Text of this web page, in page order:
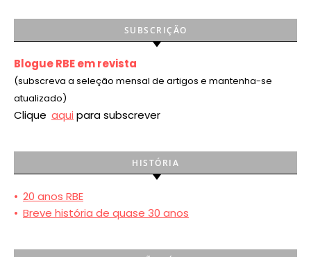
SUBSCRIÇÃO
Blogue RBE em revista
(subscreva a seleção mensal de artigos e mantenha-se
atualizado)
Clique aqui para subscrever
HISTÓRIA
• 20 anos RBE
• Breve história de quase 30 anos